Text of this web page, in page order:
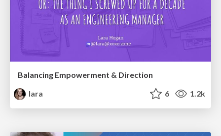
Balancing Empowerment & Direction
lara
6 1.2k